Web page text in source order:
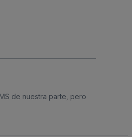
de nuestra parte, pero